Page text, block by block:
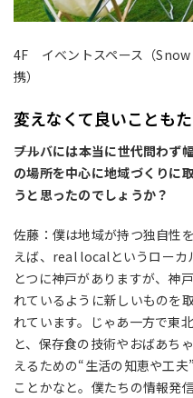
4F イベントスペース（
携）
変えなくて良いことも
――ブルバには本当に世代問わ
の場所を中心に地域づくりに
うと思ったのでしょうか？
佐藤：僕は地域が持つ独自性
えば、real localというローカ
とつに神戸がありますが、神
れているように新しいものを
れています。じゃあ一方で東
と、保存食の技術やおばあち
えるための“生活の知恵や工
ことかなと。僕たちの情報発